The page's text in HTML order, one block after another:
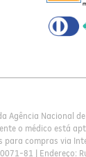
Agência Nacional
o médico está
para compras via
81 | Endereço: